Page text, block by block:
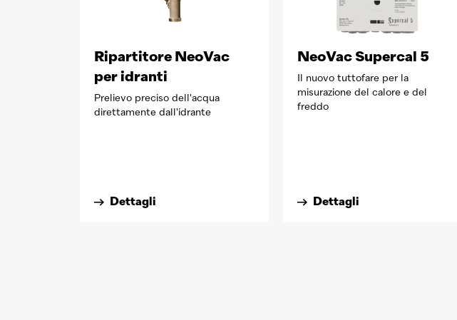
Ripartitore NeoVac
per idranti
Prelievo preciso dell'acqua
direttamente dall'idrante
Dettagli
NeoVac Supercal 5
Il nuovo tuttofare per la
misurazione del calore e del
freddo
Dettagli